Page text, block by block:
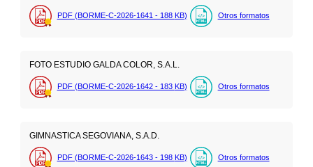
PDF (BORME-C-2026-1641 - 188 KB) Otros formatos
FOTO ESTUDIO GALDA COLOR, S.A.L.
PDF (BORME-C-2026-1642 - 183 KB) Otros formatos
GIMNASTICA SEGOVIANA, S.A.D.
PDF (BORME-C-2026-1643 - 198 KB) Otros formatos